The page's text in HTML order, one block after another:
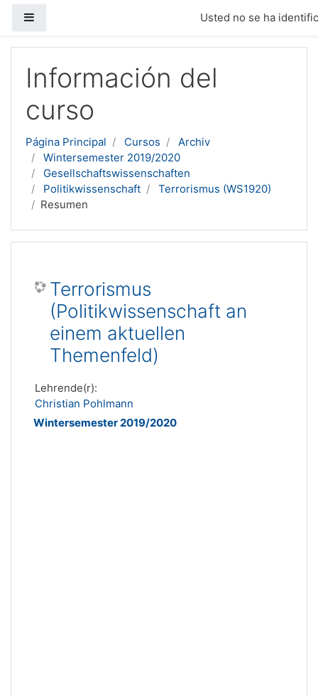
Usted no se ha
Información del
curso
Página Principal Cursos
Archiv
Wintersemester 2019/2020
Gesellschaftswissenschaften
Politikwissenschaft
Terrorismus (WS1920)
Resumen
Terrorismus
(Politikwissenschaft an
einem aktuellen
Themenfeld)
Lehrende(r):
Christian Pohlmann
Wintersemester 2019/2020